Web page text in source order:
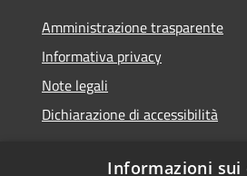
Amministrazione trasparente
Informativa privacy
Note legali
Dichiarazione di accessibilità
Informazioni sui